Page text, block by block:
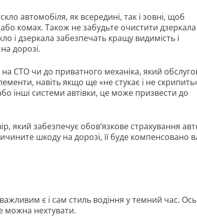
автомобіля, як всередині, так і зовні, щоб
комах. Також не забудьте очистити дзеркала
і дзеркала забезпечать кращу видимість і
дорозі.
на СТО чи до приватного механіка, який
навіть якщо ще «не стукає і не
інші системи автівки, це може призвести до
який забезпечує обов’язкове страхування
шкоду на дорозі, її буде компенсовано
є і сам стиль водіння у темний час. Ось
можна нехтувати.